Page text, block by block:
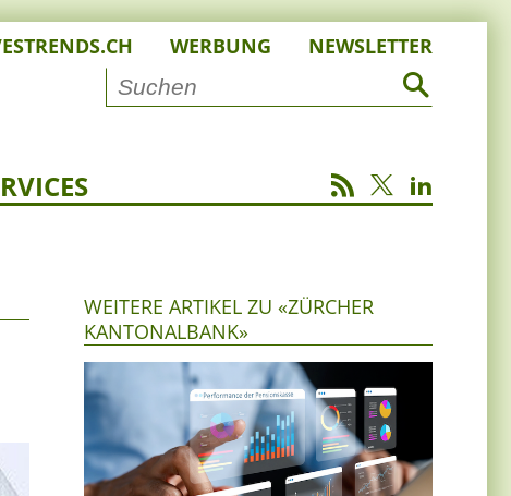
WERBUNG NEWSLETTER
WEITERE ARTIKEL ZU «ZÜRCHER
KANTONALBANK»